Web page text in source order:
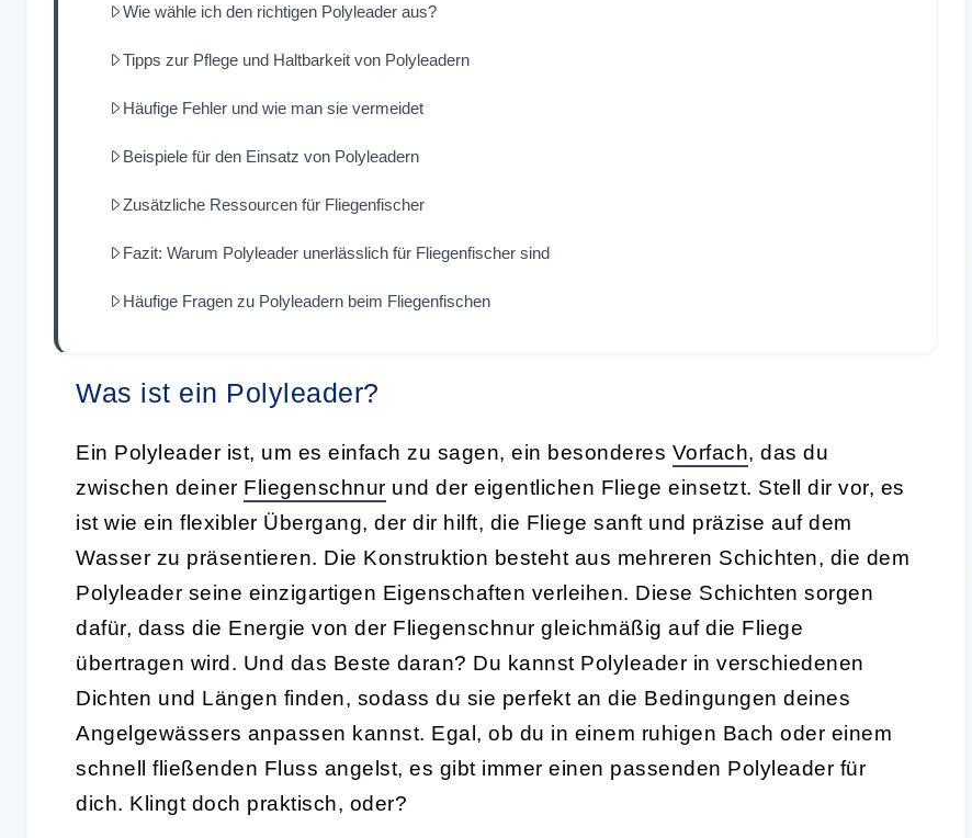
Wie wähle ich den richtigen Polyleader aus?
Tipps zur Pflege und Haltbarkeit von Polyleadern
Häufige Fehler und wie man sie vermeidet
Beispiele für den Einsatz von Polyleadern
Zusätzliche Ressourcen für Fliegenfischer
Fazit: Warum Polyleader unerlässlich für Fliegenfischer sind
Häufige Fragen zu Polyleadern beim Fliegenfischen
Was ist ein Polyleader?
Ein Polyleader ist, um es einfach zu sagen, ein besonderes Vorfach, das du
zwischen deiner Fliegenschnur und der eigentlichen Fliege einsetzt. Stell dir vor, es
ist wie ein flexibler Übergang, der dir hilft, die Fliege sanft und präzise auf dem
Wasser zu präsentieren. Die Konstruktion besteht aus mehreren Schichten, die dem
Polyleader seine einzigartigen Eigenschaften verleihen. Diese Schichten sorgen
dafür, dass die Energie von der Fliegenschnur gleichmäßig auf die Fliege
übertragen wird. Und das Beste daran? Du kannst Polyleader in verschiedenen
Dichten und Längen finden, sodass du sie perfekt an die Bedingungen deines
Angelgewässers anpassen kannst. Egal, ob du in einem ruhigen Bach oder einem
schnell fließenden Fluss angelst, es gibt immer einen passenden Polyleader für
dich. Klingt doch praktisch, oder?